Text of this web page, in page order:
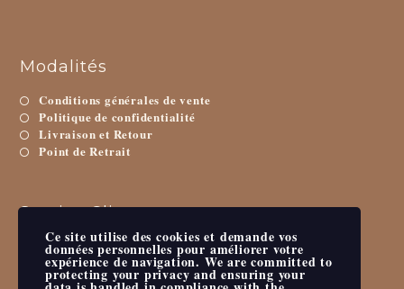
Modalités
Conditions générales de vente
Politique de confidentialité
Livraison et Retour
Point de Retrait
Service Client
Mon Compte
Contactez-Nous
Mappemonde
Ce site utilise des cookies et demande vos
données personnelles pour améliorer votre
expérience de navigation. We are committed to
protecting your privacy and ensuring your